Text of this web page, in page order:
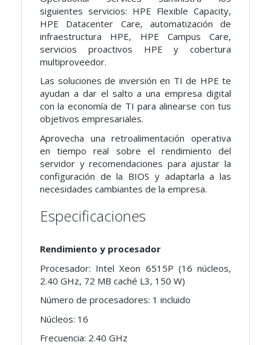
siguientes servicios: HPE Flexible Capacity,
HPE Datacenter Care, automatización de
infraestructura HPE, HPE Campus Care,
servicios proactivos HPE y cobertura
multiproveedor.
Las soluciones de inversión en TI de HPE te
ayudan a dar el salto a una empresa digital
con la economía de TI para alinearse con tus
objetivos empresariales.
Aprovecha una retroalimentación operativa
en tiempo real sobre el rendimiento del
servidor y recomendaciones para ajustar la
configuración de la BIOS y adaptarla a las
necesidades cambiantes de la empresa.
Especificaciones
Rendimiento y procesador
Procesador: Intel Xeon 6515P (16 núcleos,
2.40 GHz, 72 MB caché L3, 150 W)
Número de procesadores: 1 incluido
Núcleos: 16
Frecuencia: 2.40 GHz